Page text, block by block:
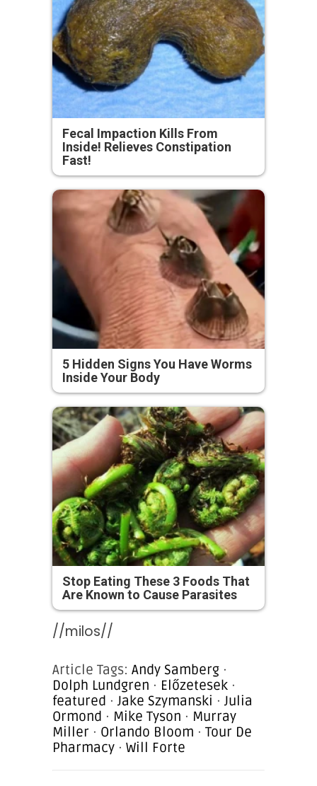
Fecal Impaction Kills From
Inside! Relieves Constipation
Fast!
5 Hidden Signs You Have Worms
Inside Your Body
Stop Eating These 3 Foods That
Are Known to Cause Parasites
//milos//
Article Tags: Andy Samberg ·
Dolph Lundgren · Előzetesek ·
featured · Jake Szymanski · Julia
Ormond · Mike Tyson · Murray
Miller · Orlando Bloom · Tour De
Pharmacy · Will Forte